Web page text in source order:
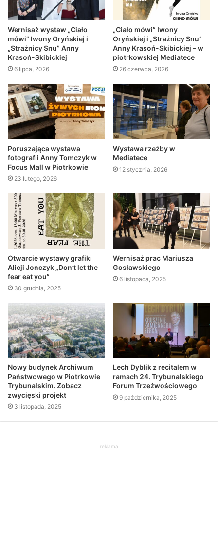
Wernisaż wystaw „Ciało
mówi” Iwony Oryńskiej i
„Strażnicy Snu” Anny
Krasoń-Skibickiej
6 lipca, 2026
„Ciało mówi” Iwony
Oryńskiej i „Strażnicy Snu”
Anny Krasoń-Skibickiej – w
piotrkowskiej Mediatece
26 czerwca, 2026
Poruszająca wystawa
fotografii Anny Tomczyk w
Focus Mall w Piotrkowie
23 lutego, 2026
Wystawa rzeźby w
Mediatece
12 stycznia, 2026
Otwarcie wystawy grafiki
Alicji Jonczyk „Don’t let the
fear eat you”
30 grudnia, 2025
Wernisaż prac Mariusza
Gosławskiego
6 listopada, 2025
Nowy budynek Archiwum
Państwowego w Piotrkowie
Trybunalskim. Zobacz
zwycięski projekt
3 listopada, 2025
Lech Dyblik z recitalem w
ramach 24. Trybunalskiego
Forum Trzeźwościowego
9 października, 2025
reklama